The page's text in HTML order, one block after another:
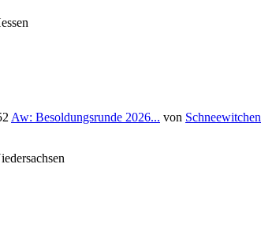
Aw: Besoldungsrunde 2026... von Schneewitchen